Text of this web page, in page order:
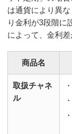
は通貨により異
り金利が3段階に
によって、金利差
商品名
取扱チャネ
ル
・
・
・